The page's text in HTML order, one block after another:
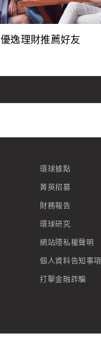
優逸理財推薦好友
環球據點
菁英招募
財務報告
環球研究
網站隱私權聲明
個人資料告知事項
打擊金融詐騙